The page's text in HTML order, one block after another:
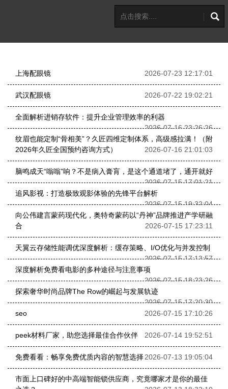
上海配眼镜 2026-07-23 12:17:01
武汉配眼镜 2026-07-22 19:02:21
全面解析进销存软件：提升企业管理效率的利器
2026-07-16 23:26:26
纹眉也能定制“骨相美”？久匠四维定制体系，高级感拉满！（附
2026年久匠全国预约咨询方式）
2026-07-16 21:01:03
脑鸣成天“嗡嗡”响？不是病入膏肓，是这个通道堵了，通开就好
2026-07-15 17:01:21
追风影视：打造极致观影体验的先锋平台解析
2026-07-15 19:32:04
向公伟建言蒙药现代化，奥特奇蒙药以“丹神”品牌推进产学研融
合
2026-07-15 17:23:11
天翼云存储性能调优深度解析：缓存策略、I/O优化与并发控制
2026-07-15 17:13:57
深度解析免费看电影的多种途径与注意事项
2026-07-15 18:23:26
探索奢华时尚品牌The Row的崛起与发展轨迹
2026-07-15 17:20:30
seo
2026-07-15 17:10:26
peek材料厂家，助您选择最佳合作伙伴 2026-07-14 19:52:51
免费看看：畅享免费优质内容的智慧选择2026-07-13 19:05:04
市面上口碑好的中高端智能锁供应商，究竟哪家才是你的最佳